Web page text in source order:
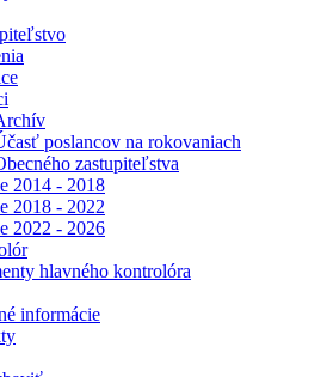
poslancov na rokovaniach
zastupiteľstva
2014 - 2018
2018 - 2022
2022 - 2026
hlavného kontrolóra
informácie